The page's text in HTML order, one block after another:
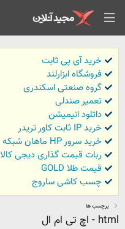
خرید آی پی ثابت
فروشگاه ابزارلند
گروه صنعتی اسکندری
تعمیر صندلی
داتلود انیمیشن
خرید IP ثابت کاور تریدر
خرید سرور HP ماهان شبکه
ربات قیمت گذاری دیجی کالا
قیمت طلا GOLD
چسب کاشی ساروج
برچسب ها
html - اچ تی ام ال